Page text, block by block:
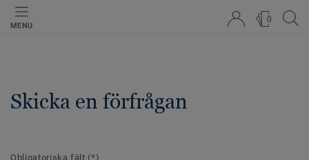
MENU
0
Skicka en förfrågan
Obligatoriska fält (*)